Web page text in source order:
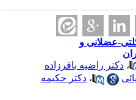
عضلانی و
،دکتر راضیه باقرزاده
،دکتر حکیمه